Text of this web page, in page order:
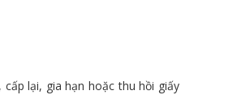
lại, gia hạn hoặc thu hồi giấy